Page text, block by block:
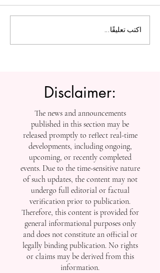
الجامعة السويسرية الدولية
تفتح أبواب التسجيل بعد
اكتب تعليقًا...
Disclaimer:
The news and announcements
published in this section may be
released promptly to reflect real-time
developments, including ongoing,
upcoming, or recently completed
events. Due to the time-sensitive nature
of such updates, the content may not
undergo full editorial or factual
verification prior to publication.
Therefore, this content is provided for
general informational purposes only
and does not constitute an official or
legally binding publication. No rights
or claims may be derived from this
information.